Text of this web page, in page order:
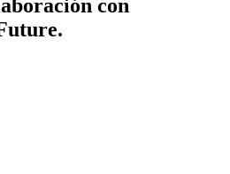
con